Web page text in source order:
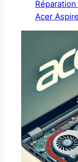
Acer